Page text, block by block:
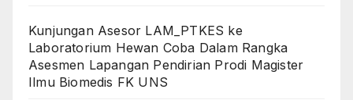
Kunjungan Asesor LAM_PTKES ke
Laboratorium Hewan Coba Dalam Rangka
Asesmen Lapangan Pendirian Prodi Magister
Ilmu Biomedis FK UNS